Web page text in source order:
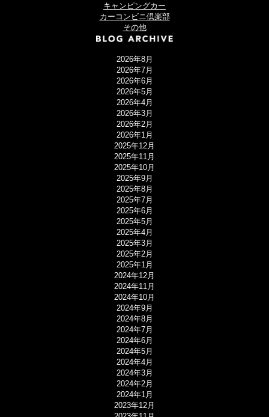
キャンピングカー
カーコンビニ倶楽部
その他
2026年8月
2026年7月
2026年6月
2026年5月
2026年4月
2026年3月
2026年2月
2026年1月
2025年12月
2025年11月
2025年10月
2025年9月
2025年8月
2025年7月
2025年6月
2025年5月
2025年4月
2025年3月
2025年2月
2025年1月
2024年12月
2024年11月
2024年10月
2024年9月
2024年8月
2024年7月
2024年6月
2024年5月
2024年4月
2024年3月
2024年2月
2024年1月
2023年12月